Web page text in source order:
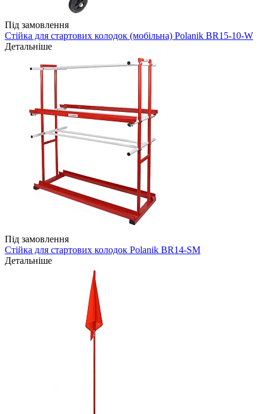
Під замовлення
Стійка для стартових колодок (мобільна) Polanik BR15-10-W
Детальніше
Під замовлення
Стійка для стартових колодок Polanik BR14-SM
Детальніше